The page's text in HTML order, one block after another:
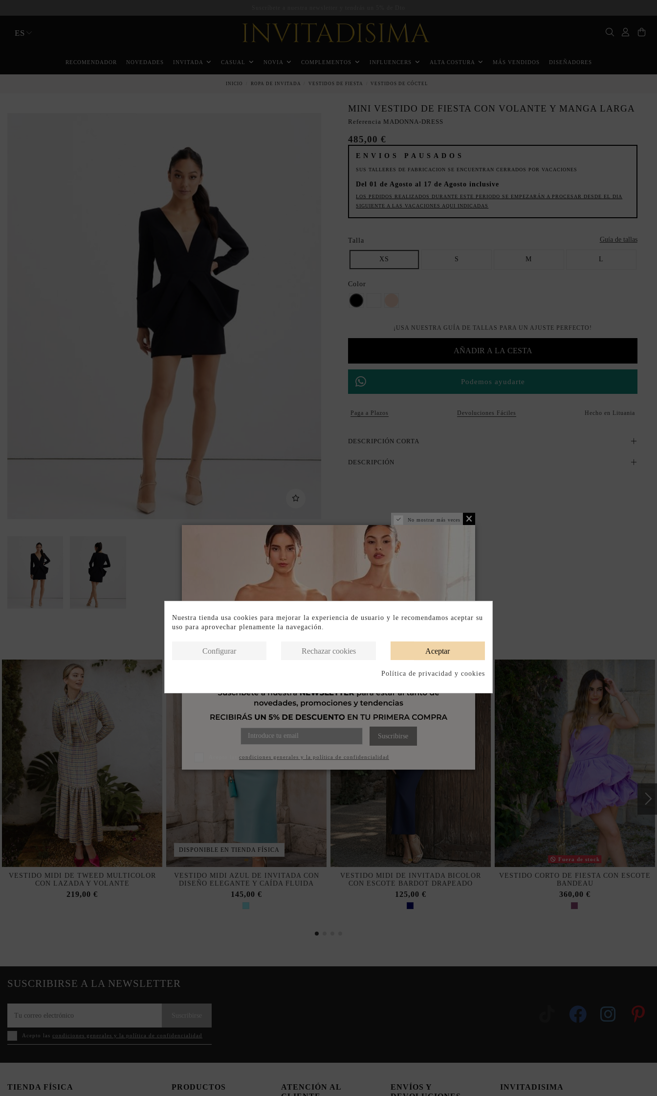
ES
RECOMENDADOR NOVEDADES INVITADA CASUAL NOVIA COMPLEMENTOS INFLUENCERS ALTA COSTURA MÁS VENDIDOS DISEÑADORES
INICIO ROPA DE INVITADA VESTIDOS DE FIESTA VESTIDOS DE CÓCTEL
MINI VESTIDO DE FIESTA CON VOLANTE Y MANGA LARGA
Referencia MADONNA-DRESS
485,00 €
ENVIOS PAUSADOS
SUS TALLERES DE FABRICACION SE ENCUENTRAN CERRADOS POR VACACIONES
Del 01 de Agosto al 17 de Agosto inclusive
LOS PEDIDOS REALIZADOS DURANTE ESTE PERIODO SE EMPEZARÁN A PROCESAR DESDE EL DIA
SIGUIENTE A LAS VACACIONES AQUI INDICADAS
Talla Guía de tallas
XS S M L
Color
Negro
¡USA NUESTRA GUÍA DE TALLAS PARA UN AJUSTE PERFECTO!
AÑADIR A LA CESTA
Podemos ayudarte
Paga a Plazos Devoluciones Fáciles Hecho en Lituania
DESCRIPCIÓN CORTA
DESCRIPCIÓN
Productos en la misma categoría
VESTIDO MIDI DE TWEED MULTICOLOR
CON LAZADA Y VOLANTE
219,00 €
DISPONIBLE EN TIENDA FÍSICA
VESTIDO MIDI AZUL DE INVITADA CON
DISEÑO ELEGANTE Y CAÍDA FLUIDA
145,00 €
VESTIDO MIDI DE INVITADA BICOLOR
CON ESCOTE BARDOT DRAPEADO
125,00 €
Fuera de stock
VESTIDO CORTO DE FIESTA CON ESCOTE
BANDEAU
360,00 €
SUSCRIBIRSE A LA NEWSLETTER
Acepto las condiciones generales y la política de confidencialidad
TIENDA FÍSICA PRODUCTOS
ATENCIÓN AL
ENVÍOS Y
INVITADISIMA
No mostrar más veces
Suscribirse
condiciones generales y la política de confidencialidad
Nuestra tienda usa cookies para mejorar la experiencia de usuario y le recomendamos aceptar su
uso para aprovechar plenamente la navegación.
Aceptar
Rechazar cookies
Configurar
Política de privacidad y cookies